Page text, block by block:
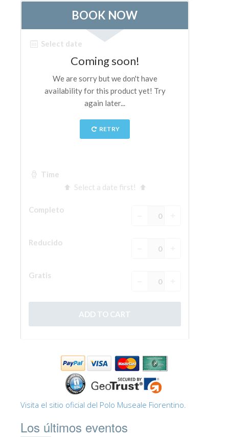
Museo Arqueológico
El Taller de las Piedras Duras
Museo Galileo
Jardín de Boboli
Corredor de Vasari
Santa Croce
Sólo billetes con entrada rápida
DEUTSCH
Visita el sitio oficial del Polo Museale Fiorentino.
Los últimos eventos